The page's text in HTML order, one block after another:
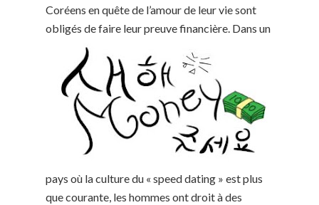
Coréens en quête de l’amour de leur vie sont
obligés de faire leur preuve financière. Dans un
pays où la culture du « speed dating » est plus
que courante, les hommes ont droit à des